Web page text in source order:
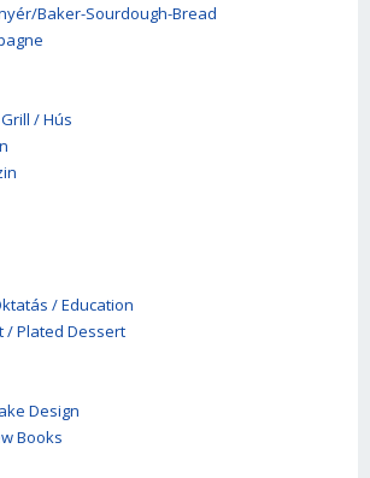
Baker-Sourdough-Bread
/ Hús
/ Education
/ Plated Dessert
Design
Books